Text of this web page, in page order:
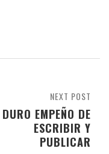
NEXT POST
EMPEÑO DE
ESCRIBIR Y
PUBLICAR